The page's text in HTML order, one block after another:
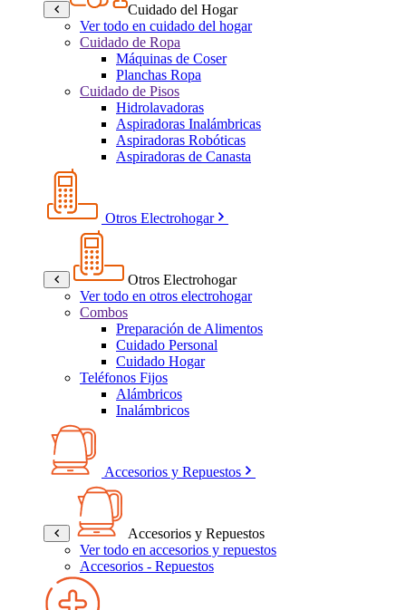
Cuidado del Hogar
Ver todo en cuidado del hogar
Cuidado de Ropa
Máquinas de Coser
Planchas Ropa
Cuidado de Pisos
Hidrolavadoras
Aspiradoras Inalámbricas
Aspiradoras Robóticas
Aspiradoras de Canasta
Otros Electrohogar
Otros Electrohogar
Ver todo en otros electrohogar
Combos
Preparación de Alimentos
Cuidado Personal
Cuidado Hogar
Teléfonos Fijos
Alámbricos
Inalámbricos
Accesorios y Repuestos
Accesorios y Repuestos
Ver todo en accesorios y repuestos
Accesorios - Repuestos